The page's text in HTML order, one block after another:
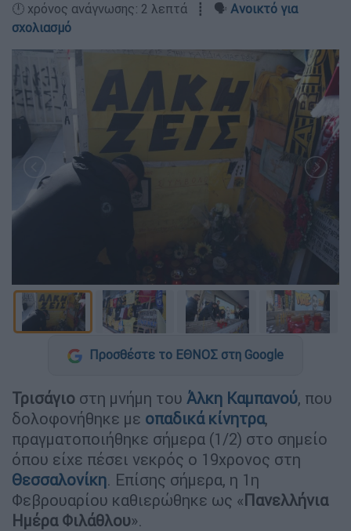
🕛 χρόνος ανάγνωσης: 2 λεπτά ┋ 🗣️ Ανοικτό για
σχολιασμό
Προσθέστε το ΕΘΝΟΣ στη Google
Τρισάγιο στη μνήμη του Άλκη Καμπανού, που
δολοφονήθηκε με οπαδικά κίνητρα,
πραγματοποιήθηκε σήμερα (1/2) στο σημείο
όπου είχε πέσει νεκρός ο 19χρονος στη
Θεσσαλονίκη. Επίσης σήμερα, η 1η
Φεβρουαρίου καθιερώθηκε ως «Πανελλήνια
Ημέρα Φιλάθλου».